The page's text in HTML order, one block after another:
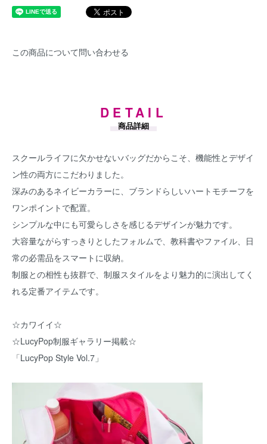
この商品について問い合わせる
DETAIL
商品詳細
スクールライフに欠かせないバッグだからこそ、機能性とデザイ
ン性の両方にこだわりました。
深みのあるネイビーカラーに、ブランドらしいハートモチーフを
ワンポイントで配置。
シンプルな中にも可愛らしさを感じるデザインが魅力です。
大容量ながらすっきりとしたフォルムで、教科書やファイル、日
常の必需品をスマートに収納。
制服との相性も抜群で、制服スタイルをより魅力的に演出してく
れる定番アイテムです。
☆カワイイ☆
☆LucyPop制服ギャラリー掲載☆
「LucyPop Style Vol.7」